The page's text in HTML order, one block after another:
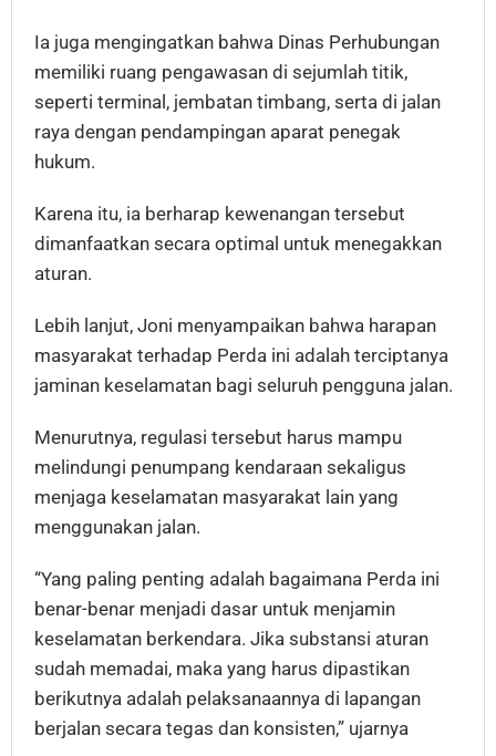
Ia juga mengingatkan bahwa Dinas Perhubungan
memiliki ruang pengawasan di sejumlah titik,
seperti terminal, jembatan timbang, serta di jalan
raya dengan pendampingan aparat penegak
hukum.
Karena itu, ia berharap kewenangan tersebut
dimanfaatkan secara optimal untuk menegakkan
aturan.
Lebih lanjut, Joni menyampaikan bahwa harapan
masyarakat terhadap Perda ini adalah terciptanya
jaminan keselamatan bagi seluruh pengguna jalan.
Menurutnya, regulasi tersebut harus mampu
melindungi penumpang kendaraan sekaligus
menjaga keselamatan masyarakat lain yang
menggunakan jalan.
“Yang paling penting adalah bagaimana Perda ini
benar-benar menjadi dasar untuk menjamin
keselamatan berkendara. Jika substansi aturan
sudah memadai, maka yang harus dipastikan
berikutnya adalah pelaksanaannya di lapangan
berjalan secara tegas dan konsisten,” ujarnya